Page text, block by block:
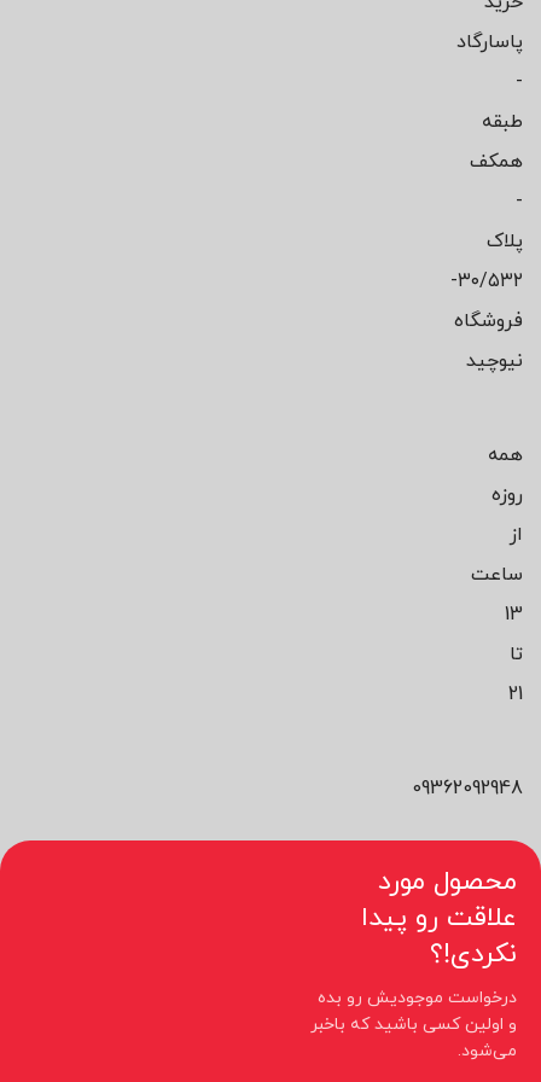
پاسارگاد
-
طبقه
همکف
-
پلاک
۳۰/۵۳۲-
فروشگاه
نیوچید
همه
روزه
از
ساعت
13
تا
21
09362092948
محصول مورد
علاقت رو پیدا
نکردی!؟
درخواست موجودیش رو بده
و اولین کسی باشید که باخبر
می‌شود.